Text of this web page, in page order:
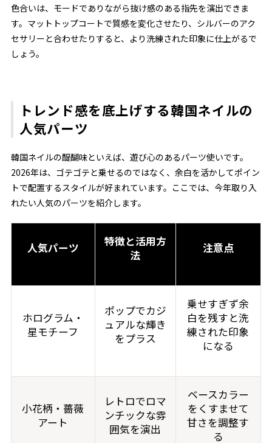
色合いは、モードでありながら抜け感のある指先を演出できま
す。マットトップコートで質感を変化させたり、シルバーのアク
セサリーと合わせたりすると、より洗練された印象に仕上がるで
しょう。
トレンド感を底上げする韓国ネイルの
人気パーツ
韓国ネイルの醍醐味といえば、遊び心のあるパーツ使いです。
2026年は、ゴテゴテと乗せるのではなく、余白を活かしてポイン
トで配置するスタイルが好まれています。ここでは、今年取り入
れたい人気のパーツを紹介します。
人気パーツ
特徴と活用方
法
注意点
ホログラム・
星モチーフ
ポップでカジ
ュアルな輝き
をプラス
乗せすぎず余
白を残すと洗
練された印象
になる
小花柄・薔薇
アート
レトロでロマ
ンチックな雰
囲気を演出
ベースカラー
をくすませて
甘さを調整す
る